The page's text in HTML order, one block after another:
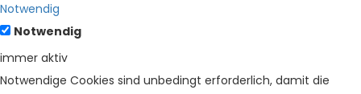
Notwendig
Notwendig
immer aktiv
Notwendige Cookies sind unbedingt erforderlich, damit die